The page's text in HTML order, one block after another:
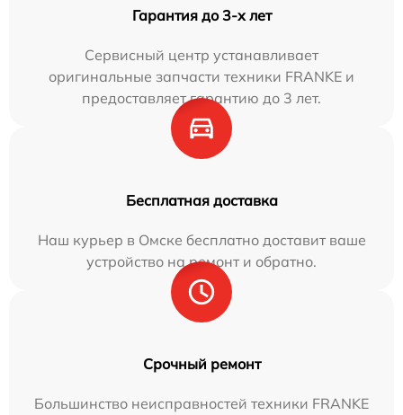
Гарантия до 3-х лет
Сервисный центр устанавливает
оригинальные запчасти техники FRANKE и
предоставляет гарантию до 3 лет.
Бесплатная доставка
Наш курьер в Омске бесплатно доставит ваше
устройство на ремонт и обратно.
Срочный ремонт
Большинство неисправностей техники FRANKE